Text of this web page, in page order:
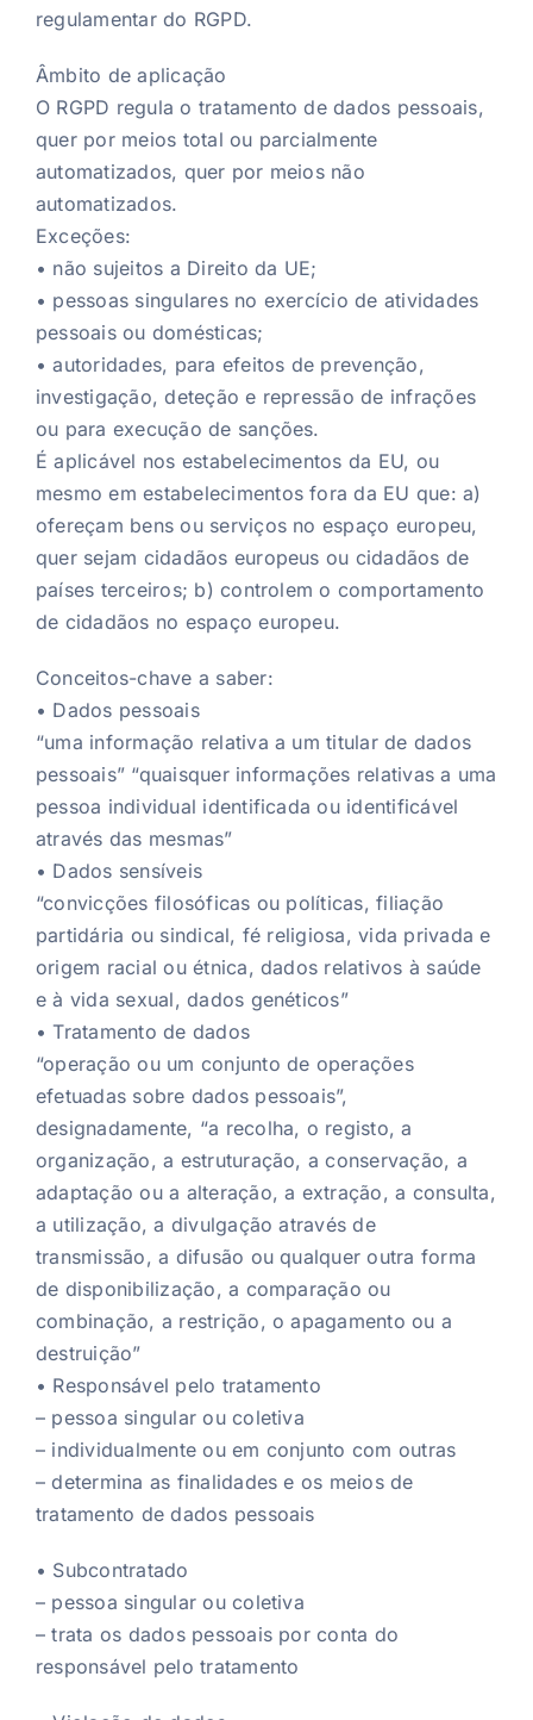
regulamentar do RGPD.
Âmbito de aplicação
O RGPD regula o tratamento de dados pessoais,
quer por meios total ou parcialmente
automatizados, quer por meios não
automatizados.
Exceções:
• não sujeitos a Direito da UE;
• pessoas singulares no exercício de atividades
pessoais ou domésticas;
• autoridades, para efeitos de prevenção,
investigação, deteção e repressão de infrações
ou para execução de sanções.
É aplicável nos estabelecimentos da EU, ou
mesmo em estabelecimentos fora da EU que: a)
ofereçam bens ou serviços no espaço europeu,
quer sejam cidadãos europeus ou cidadãos de
países terceiros; b) controlem o comportamento
de cidadãos no espaço europeu.
Conceitos-chave a saber:
• Dados pessoais
“uma informação relativa a um titular de dados
pessoais” “quaisquer informações relativas a uma
pessoa individual identificada ou identificável
através das mesmas”
• Dados sensíveis
“convicções filosóficas ou políticas, filiação
partidária ou sindical, fé religiosa, vida privada e
origem racial ou étnica, dados relativos à saúde
e à vida sexual, dados genéticos”
• Tratamento de dados
“operação ou um conjunto de operações
efetuadas sobre dados pessoais”,
designadamente, “a recolha, o registo, a
organização, a estruturação, a conservação, a
adaptação ou a alteração, a extração, a consulta,
a utilização, a divulgação através de
transmissão, a difusão ou qualquer outra forma
de disponibilização, a comparação ou
combinação, a restrição, o apagamento ou a
destruição”
• Responsável pelo tratamento
– pessoa singular ou coletiva
– individualmente ou em conjunto com outras
– determina as finalidades e os meios de
tratamento de dados pessoais
• Subcontratado
– pessoa singular ou coletiva
– trata os dados pessoais por conta do
responsável pelo tratamento